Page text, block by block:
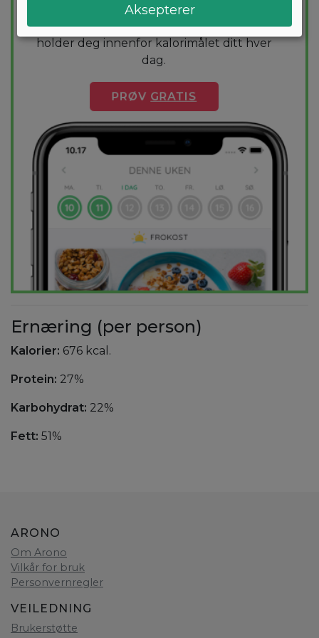
diettplan er skreddersydd for deg og
1000+ sunne oppskrifter sikrer at du
holder deg innenfor kalorimålet ditt hver
dag.
PRØV GRATIS
Ernæring (per person)
Kalorier: 676 kcal.
Protein: 27%
Karbohydrat: 22%
Fett: 51%
ARONO
Om Arono
Vilkår for bruk
Personvernregler
VEILEDNING
Brukerstøtte
Aksepterer